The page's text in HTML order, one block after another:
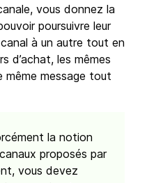
vous donnez la
poursuivre leur
à un autre tout en
d’achat, les mêmes
message tout
la notion
proposés par
vous devez